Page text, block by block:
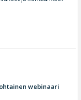
webinaari